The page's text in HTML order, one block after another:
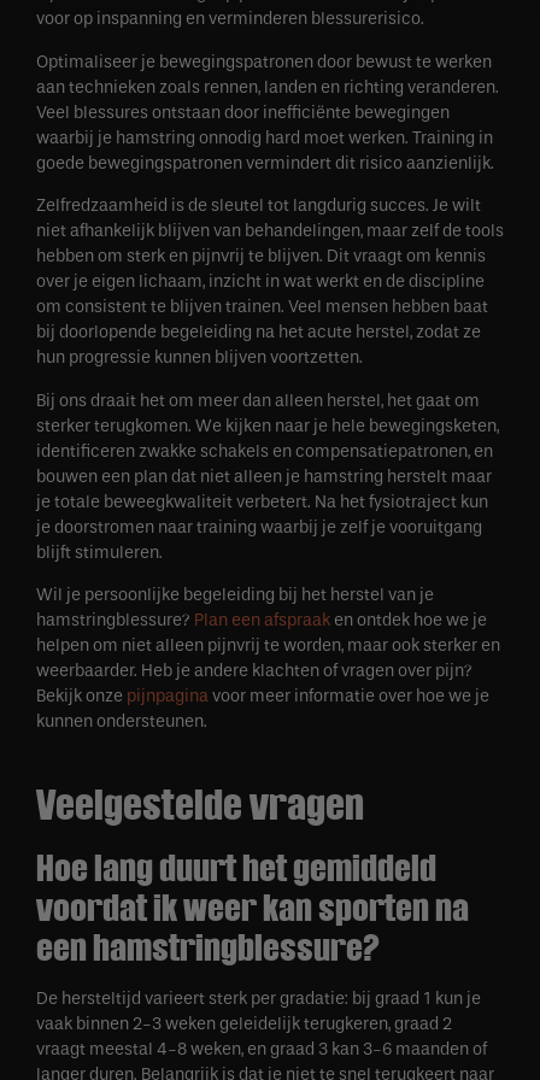
voor op inspanning en verminderen blessurerisico.
Optimaliseer je bewegingspatronen door bewust te werken
aan technieken zoals rennen, landen en richting veranderen.
Veel blessures ontstaan door inefficiënte bewegingen
waarbij je hamstring onnodig hard moet werken. Training in
goede bewegingspatronen vermindert dit risico aanzienlijk.
Zelfredzaamheid is de sleutel tot langdurig succes. Je wilt
niet afhankelijk blijven van behandelingen, maar zelf de tools
hebben om sterk en pijnvrij te blijven. Dit vraagt om kennis
over je eigen lichaam, inzicht in wat werkt en de discipline
om consistent te blijven trainen. Veel mensen hebben baat
bij doorlopende begeleiding na het acute herstel, zodat ze
hun progressie kunnen blijven voortzetten.
Bij ons draait het om meer dan alleen herstel, het gaat om
sterker terugkomen. We kijken naar je hele bewegingsketen,
identificeren zwakke schakels en compensatiepatronen, en
bouwen een plan dat niet alleen je hamstring herstelt maar
je totale beweegkwaliteit verbetert. Na het fysiotraject kun
je doorstromen naar training waarbij je zelf je vooruitgang
blijft stimuleren.
Wil je persoonlijke begeleiding bij het herstel van je
hamstringblessure? Plan een afspraak en ontdek hoe we je
helpen om niet alleen pijnvrij te worden, maar ook sterker en
weerbaarder. Heb je andere klachten of vragen over pijn?
Bekijk onze pijnpaginavoor meer informatie over hoe we je
kunnen ondersteunen.
Veelgestelde vragen
Hoe lang duurt het gemiddeld
voordat ik weer kan sporten na
een hamstringblessure?
De hersteltijd varieert sterk per gradatie: bij graad 1 kun je
vaak binnen 2-3 weken geleidelijk terugkeren, graad 2
vraagt meestal 4-8 weken, en graad 3 kan 3-6 maanden of
langer duren. Belangrijk is dat je niet te snel terugkeert naar